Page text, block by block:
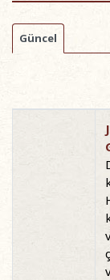
Güncel